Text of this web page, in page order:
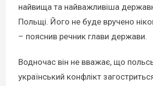
найвища та найважливіша
Польщі. Його не буде вручено
– пояснив речник глави держави.
Водночас він не вважає, що
український конфлікт